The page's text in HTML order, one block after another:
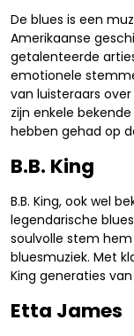
De blues is een
Amerikaanse
getalenteerde
emotionele
van luisteraars
zijn enkele
hebben gehad op
B.B. King
B.B. King, ook wel
legendarische
soulvolle stem
bluesmuziek. Met
King generaties
Etta James